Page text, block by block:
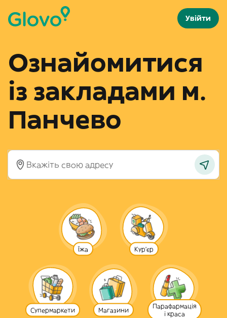
Увійти
Ознайомитися
із закладами м.
Панчево
Їжа Кур'єр
Супермаркети Магазини
Парафармація
і краса